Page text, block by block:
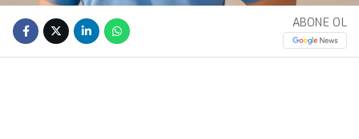
ABONE OL